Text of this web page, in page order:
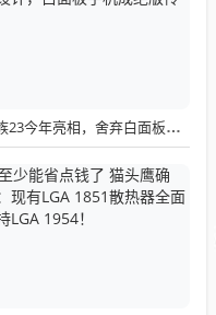
魅族23今年亮相，舍弃白面板设计，白面板手机成绝版传统